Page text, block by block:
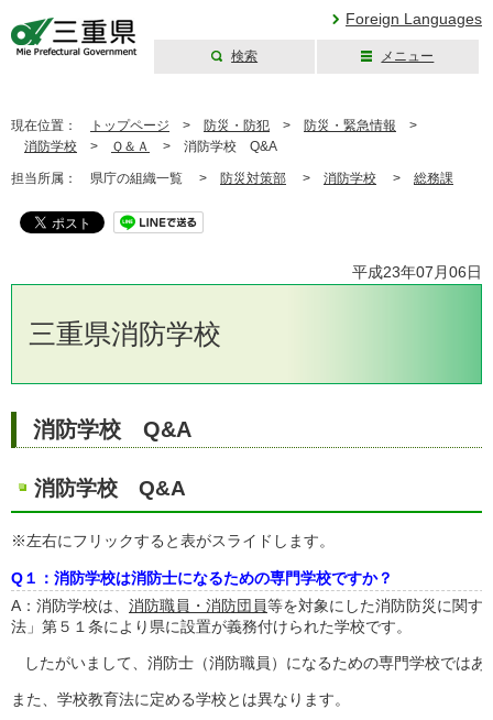
Foreign Languages
検索 メニュー
現在位置： トップページ > 防災・防犯 > 防災・緊急情報 >
消防学校 > Ｑ＆Ａ > 消防学校 Q&A
担当所属： 県庁の組織一覧 > 防災対策部 > 消防学校 > 総務課
平成23年07月06日
三重県消防学校
消防学校 Q&A
消防学校 Q&A
※左右にフリックすると表がスライドします。
Q１：消防学校は消防士になるための専門学校ですか？
A：消防学校は、 消防職員・消防団員等を対象にした消防防災に関す
法」第５１条により県に設置が義務付けられた学校です。
したがいまして、消防士（消防職員）になるための専門学校ではあ
また、学校教育法に定める学校とは異なります。